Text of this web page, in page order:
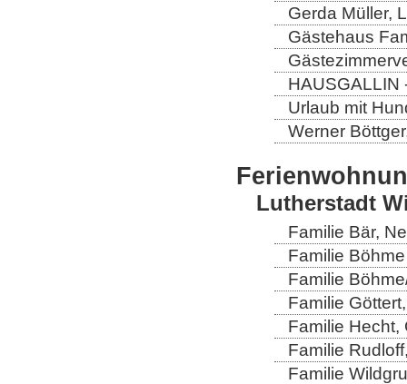
Gerda Müller,
Gästehaus
HAUSGALLIN
Urlaub mit
Werner
Lutherstadt
Familie Bär,
Familie
Familie
Familie
Familie Hecht,
Familie
Familie